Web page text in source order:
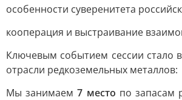
особенности суверенитета
кооперация и выстраивание
Ключевым событием сессии стало
отрасли редкоземельных металлов:
Мы занимаем7 место по запасам